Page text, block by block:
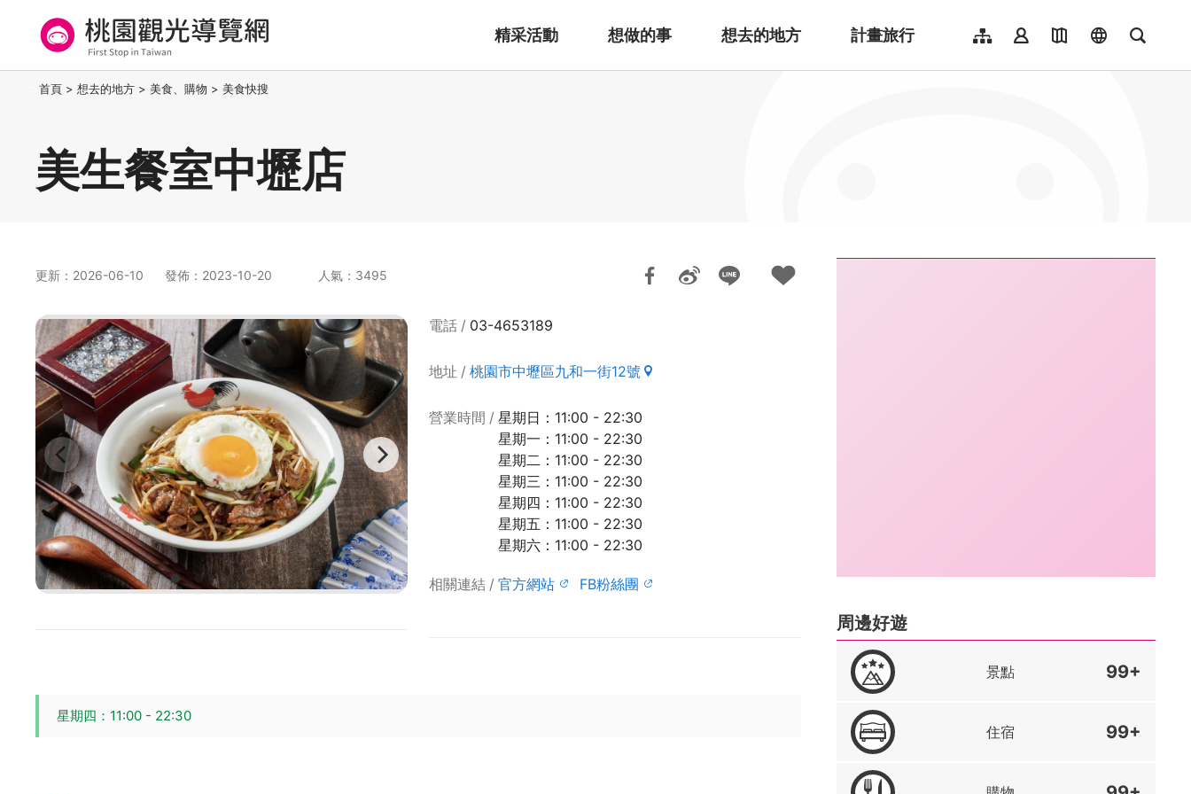
要
桃園觀光導覽網
精采活動 想做的事 想去的地方 計畫旅行
網站導覽會員登入地圖導覽language全文檢
首頁 > 想去的地方 > 美食、購物 > 美食快搜
美生餐室中壢店
更新：2026-06-10 發佈：2023-10-20 人氣：3495
電話 03-4653189
地址 桃園市中壢區九和一街12號
營業時間
星期日：11:00 - 22:30
星期一：11:00 - 22:30
星期二：11:00 - 22:30
星期三：11:00 - 22:30
星期四：11:00 - 22:30
星期五：11:00 - 22:30
星期六：11:00 - 22:30
相關連結 官方網站 FB粉絲團
星期四：11:00 - 22:30
:::
周邊好遊
景點 99+
住宿 99+